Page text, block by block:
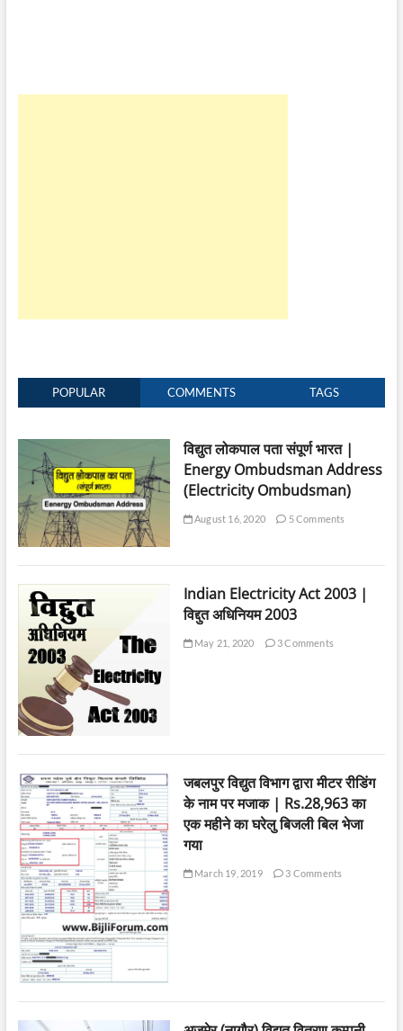
POPULAR COMMENTS TAGS
विद्युत लोकपाल पता संपूर्ण भारत |
Energy Ombudsman Address
(Electricity Ombudsman)
August 16, 2020 5 Comments
Indian Electricity Act 2003 |
विद्दुत अधिनियम 2003
May 21, 2020 3 Comments
जबलपुर विद्युत विभाग द्वारा मीटर रीडिंग
के नाम पर मजाक | Rs.28,963 का
एक महीने का घरेलु बिजली बिल भेजा
गया
March 19, 2019 3 Comments